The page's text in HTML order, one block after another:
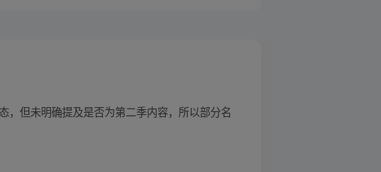
，但未明确提及是否为第二季内容，所以部分名